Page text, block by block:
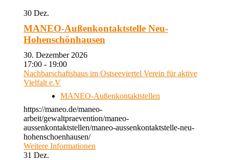
30 Dez.
MANEO-Außenkontaktstelle Neu-
Hohenschönhausen
30. Dezember 2026
17:00 - 19:00
Nachbarschaftshaus im Ostseeviertel Verein für aktive
Vielfalt e.V
MANEO-Außenkontaktstellen
https://maneo.de/maneo-
arbeit/gewaltpraevention/maneo-
aussenkontaktstellen/maneo-aussenkontaktstelle-neu-
hohenschoenhausen/
Weitere Informationen
31 Dez.